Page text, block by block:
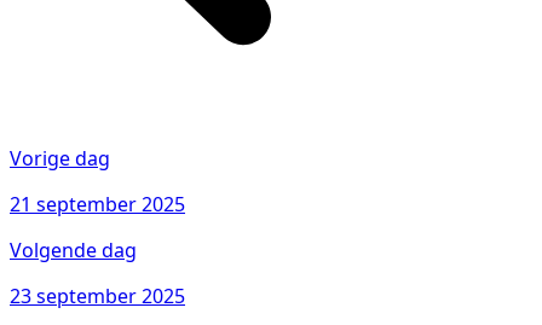
Vorige dag
21 september 2025
Volgende dag
23 september 2025